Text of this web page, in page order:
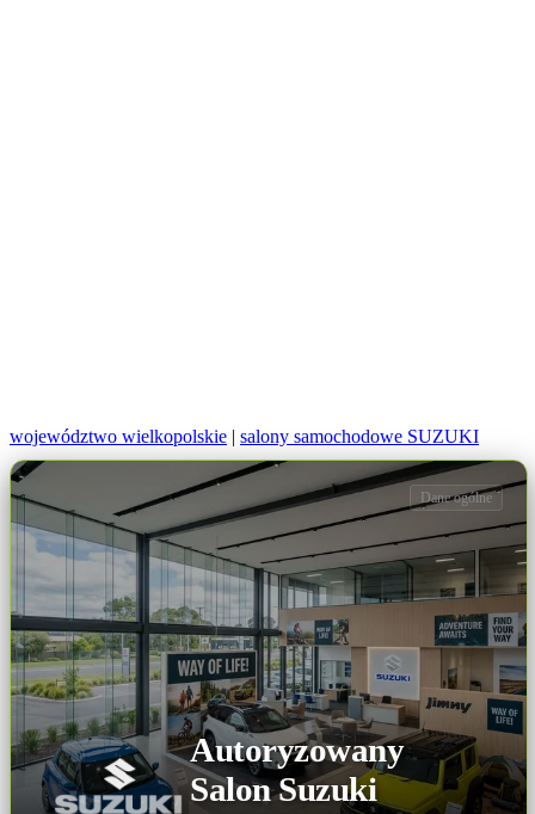
województwo wielkopolskie | salony samochodowe SUZUKI
Autoryzowany
Salon Suzuki
Dane ogólne